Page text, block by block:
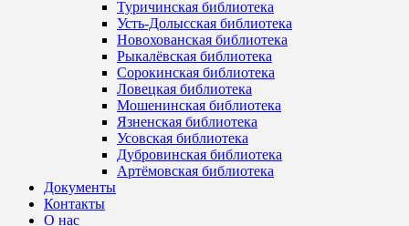
Туричинская библиотека
Усть-Долысская библиотека
Новохованская библиотека
Рыкалёвская библиотека
Сорокинская библиотека
Ловецкая библиотека
Мошенинская библиотека
Язненская библиотека
Усовская библиотека
Дубровинская библиотека
Артёмовская библиотека
Документы
Контакты
О нас